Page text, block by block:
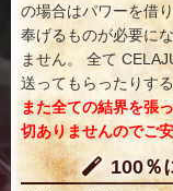
の場合はパワーを借
奉げるものが必要に
ません。 全て
送ってもらったりす
また全ての結界を張
切ありませんのでご
100％